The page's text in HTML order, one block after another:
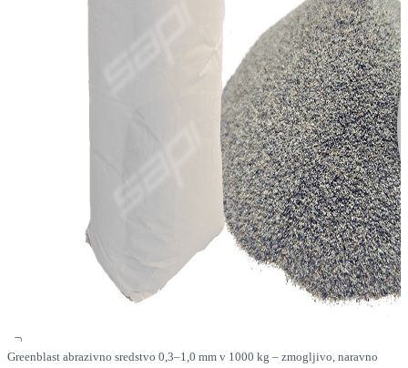
Greenblast abrazivno sredstvo 0,3–1,0 mm v 1000 kg – zmogljivo, naravno